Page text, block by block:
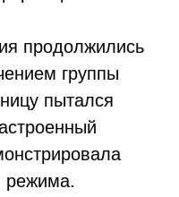
продолжились
группы
пытался
режима.